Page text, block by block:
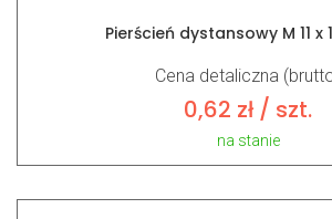
Pierścień dystansowy M 11 x
Cena detaliczna
0,62 zł / szt.
na stanie